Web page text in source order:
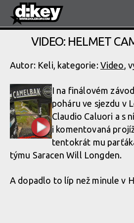
VIDEO: HELMET
Autor: Keli, kategorie: Video,
I na finálovém
poháru ve sjezdu v
Claudio Caluori a s
i komentovaná
tentokrát mu
týmu Saracen Will Longden.
A dopadlo to líp než minule v